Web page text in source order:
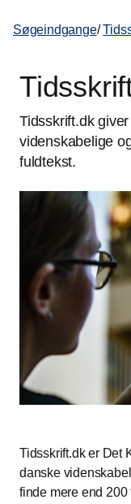
Søgeindgange/
Tidsskrift.dk
videnskabelige
fuldtekst.
Tidsskrift.dk er Det
danske
finde mere end